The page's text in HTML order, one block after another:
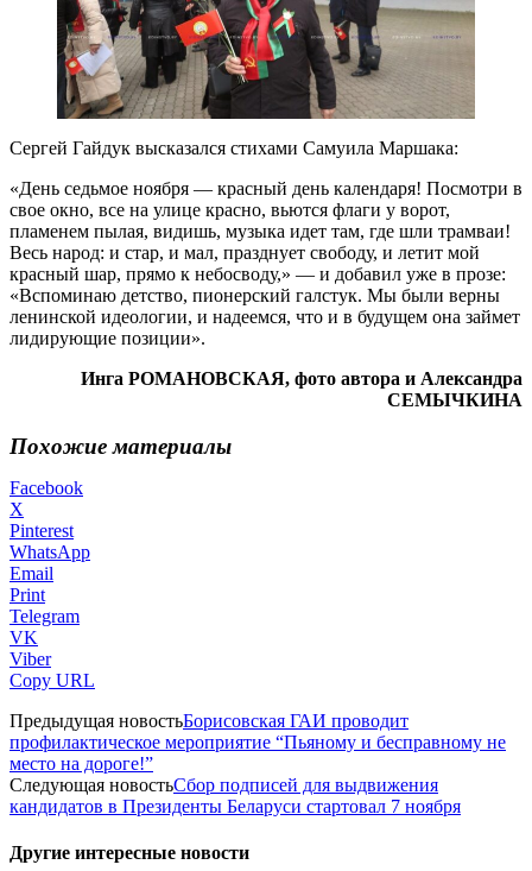
Сергей Гайдук высказался стихами Самуила Маршака:
«День седьмое ноября — красный день календаря! Посмотри в
свое окно, все на улице красно, вьются флаги у ворот,
пламенем пылая, видишь, музыка идет там, где шли трамваи!
Весь народ: и стар, и мал, празднует свободу, и летит мой
красный шар, прямо к небосводу,» — и добавил уже в прозе:
«Вспоминаю детство, пионерский галстук. Мы были верны
ленинской идеологии, и надеемся, что и в будущем она займет
лидирующие позиции».
Инга РОМАНОВСКАЯ, фото автора и Александра
СЕМЫЧКИНА
Похожие материалы
Facebook
X
Pinterest
WhatsApp
Email
Print
Telegram
VK
Viber
Copy URL
Предыдущая новостьБорисовская ГАИ проводит
профилактическое мероприятие “Пьяному и бесправному не
место на дороге!”
Следующая новостьСбор подписей для выдвижения
кандидатов в Президенты Беларуси стартовал 7 ноября
Другие интересные новости